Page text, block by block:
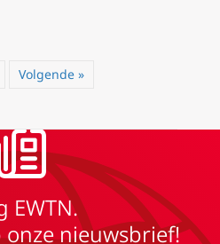
Volgende »
EWTN.
nieuwsbrief!